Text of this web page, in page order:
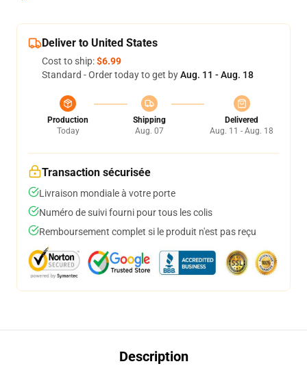
Deliver to United States
Cost to ship:$6.99
Standard - Order today to get byAug. 11 - Aug. 18
Production
Today
Shipping
Aug. 07
Delivered
Aug. 11 - Aug. 18
Transaction sécurisée
Livraison mondiale à votre porte
Numéro de suivi fourni pour tous les colis
Remboursement complet si le produit n'est pas reçu
Description